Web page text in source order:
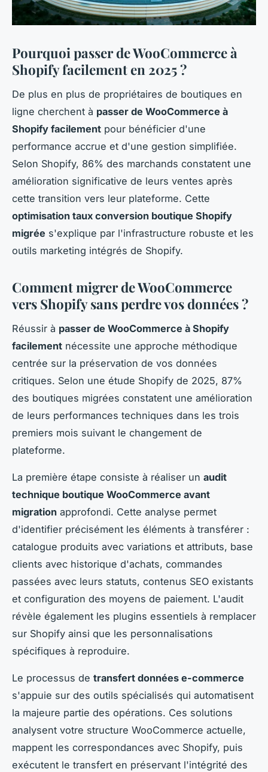
Pourquoi passer de WooCommerce à
Shopify facilement en 2025 ?
De plus en plus de propriétaires de boutiques en
ligne cherchent à passer de WooCommerce à
Shopify facilement pour bénéficier d'une
performance accrue et d'une gestion simplifiée.
Selon Shopify, 86% des marchands constatent une
amélioration significative de leurs ventes après
cette transition vers leur plateforme. Cette
optimisation taux conversion boutique Shopify
migrée s'explique par l'infrastructure robuste et les
outils marketing intégrés de Shopify.
Comment migrer de WooCommerce
vers Shopify sans perdre vos données ?
Réussir à passer de WooCommerce à Shopify
facilement nécessite une approche méthodique
centrée sur la préservation de vos données
critiques. Selon une étude Shopify de 2025, 87%
des boutiques migrées constatent une amélioration
de leurs performances techniques dans les trois
premiers mois suivant le changement de
plateforme.
La première étape consiste à réaliser un audit
technique boutique WooCommerce avant
migration approfondi. Cette analyse permet
d'identifier précisément les éléments à transférer :
catalogue produits avec variations et attributs, base
clients avec historique d'achats, commandes
passées avec leurs statuts, contenus SEO existants
et configuration des moyens de paiement. L'audit
révèle également les plugins essentiels à remplacer
sur Shopify ainsi que les personnalisations
spécifiques à reproduire.
Le processus de transfert données e-commerce
s'appuie sur des outils spécialisés qui automatisent
la majeure partie des opérations. Ces solutions
analysent votre structure WooCommerce actuelle,
mappent les correspondances avec Shopify, puis
exécutent le transfert en préservant l'intégrité des